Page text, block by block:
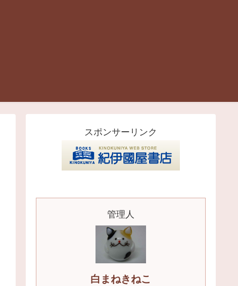
スポンサーリンク
管理人
白まねきねこ